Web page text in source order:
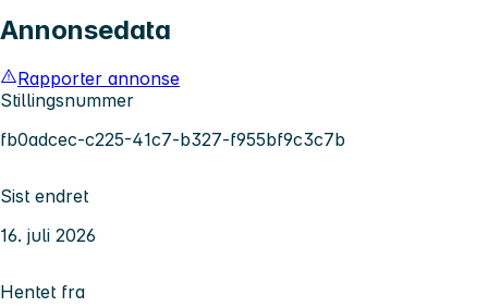
Annonsedata
Rapporter annonse
Stillingsnummer
fb0adcec-c225-41c7-b327-f955bf9c3c7b
Sist endret
16. juli 2026
Hentet fra